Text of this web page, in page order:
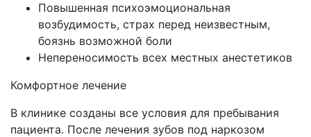
Повышенная психоэмоциональная
возбудимость, страх перед неизвестным,
боязнь возможной боли
Непереносимость всех местных анестетиков
Комфортное лечение
В клинике созданы все условия для пребывания
пациента. После лечения зубов под наркозом